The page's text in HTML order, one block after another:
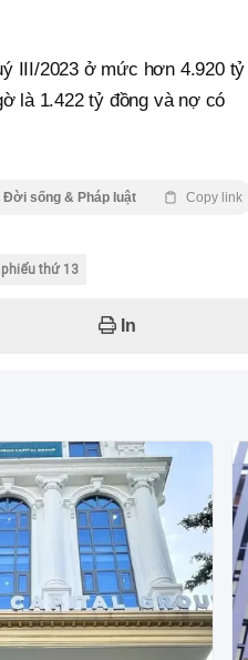
III/2023 ở mức hơn 4.920 tỷ
là 1.422 tỷ đồng và nợ có
Đời sống & Pháp luật Copy link
thứ 13
In